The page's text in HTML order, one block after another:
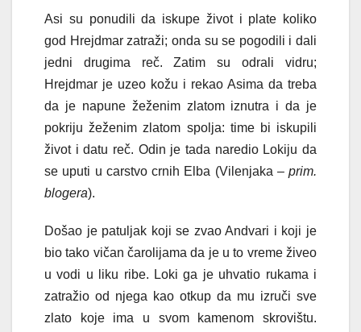
Asi su ponudili da iskupe život i plate koliko
god Hrejdmar zatraži; onda su se pogodili i dali
jedni drugima reč. Zatim su odrali vidru;
Hrejdmar je uzeo kožu i rekao Asima da treba
da je napune žeženim zlatom iznutra i da je
pokriju žeženim zlatom spolja: time bi iskupili
život i datu reč. Odin je tada naredio Lokiju da
se uputi u carstvo crnih Elba (Vilenjaka – prim.
blogera).
Došao je patuljak koji se zvao Andvari i koji je
bio tako vičan čarolijama da je u to vreme živeo
u vodi u liku ribe. Loki ga je uhvatio rukama i
zatražio od njega kao otkup da mu izruči sve
zlato koje ima u svom kamenom skrovištu.